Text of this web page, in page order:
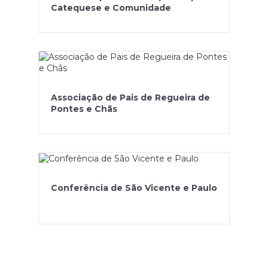
Catequese e Comunidade
Associação de Pais de Regueira de
Pontes e Chãs
Conferência de São Vicente e Paulo